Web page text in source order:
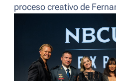
proceso creativo de